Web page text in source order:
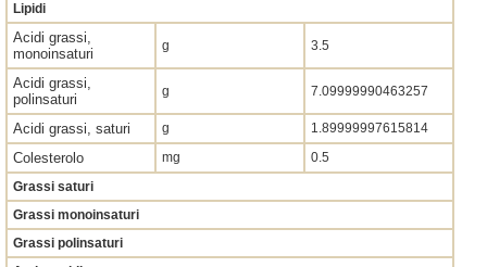
Lipidi
Acidi grassi,
monoinsaturi
g 3.5
Acidi grassi,
polinsaturi
g 7.09999990463257
Acidi grassi, saturi g 1.89999997615814
Colesterolo mg
0.5
Grassi saturi
Grassi monoinsaturi
Grassi polinsaturi